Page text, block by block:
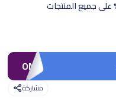
OMU466
مشاركة